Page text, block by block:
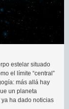
estelar situado
el límite “central”
más allá hay
un planeta
ha dado noticias